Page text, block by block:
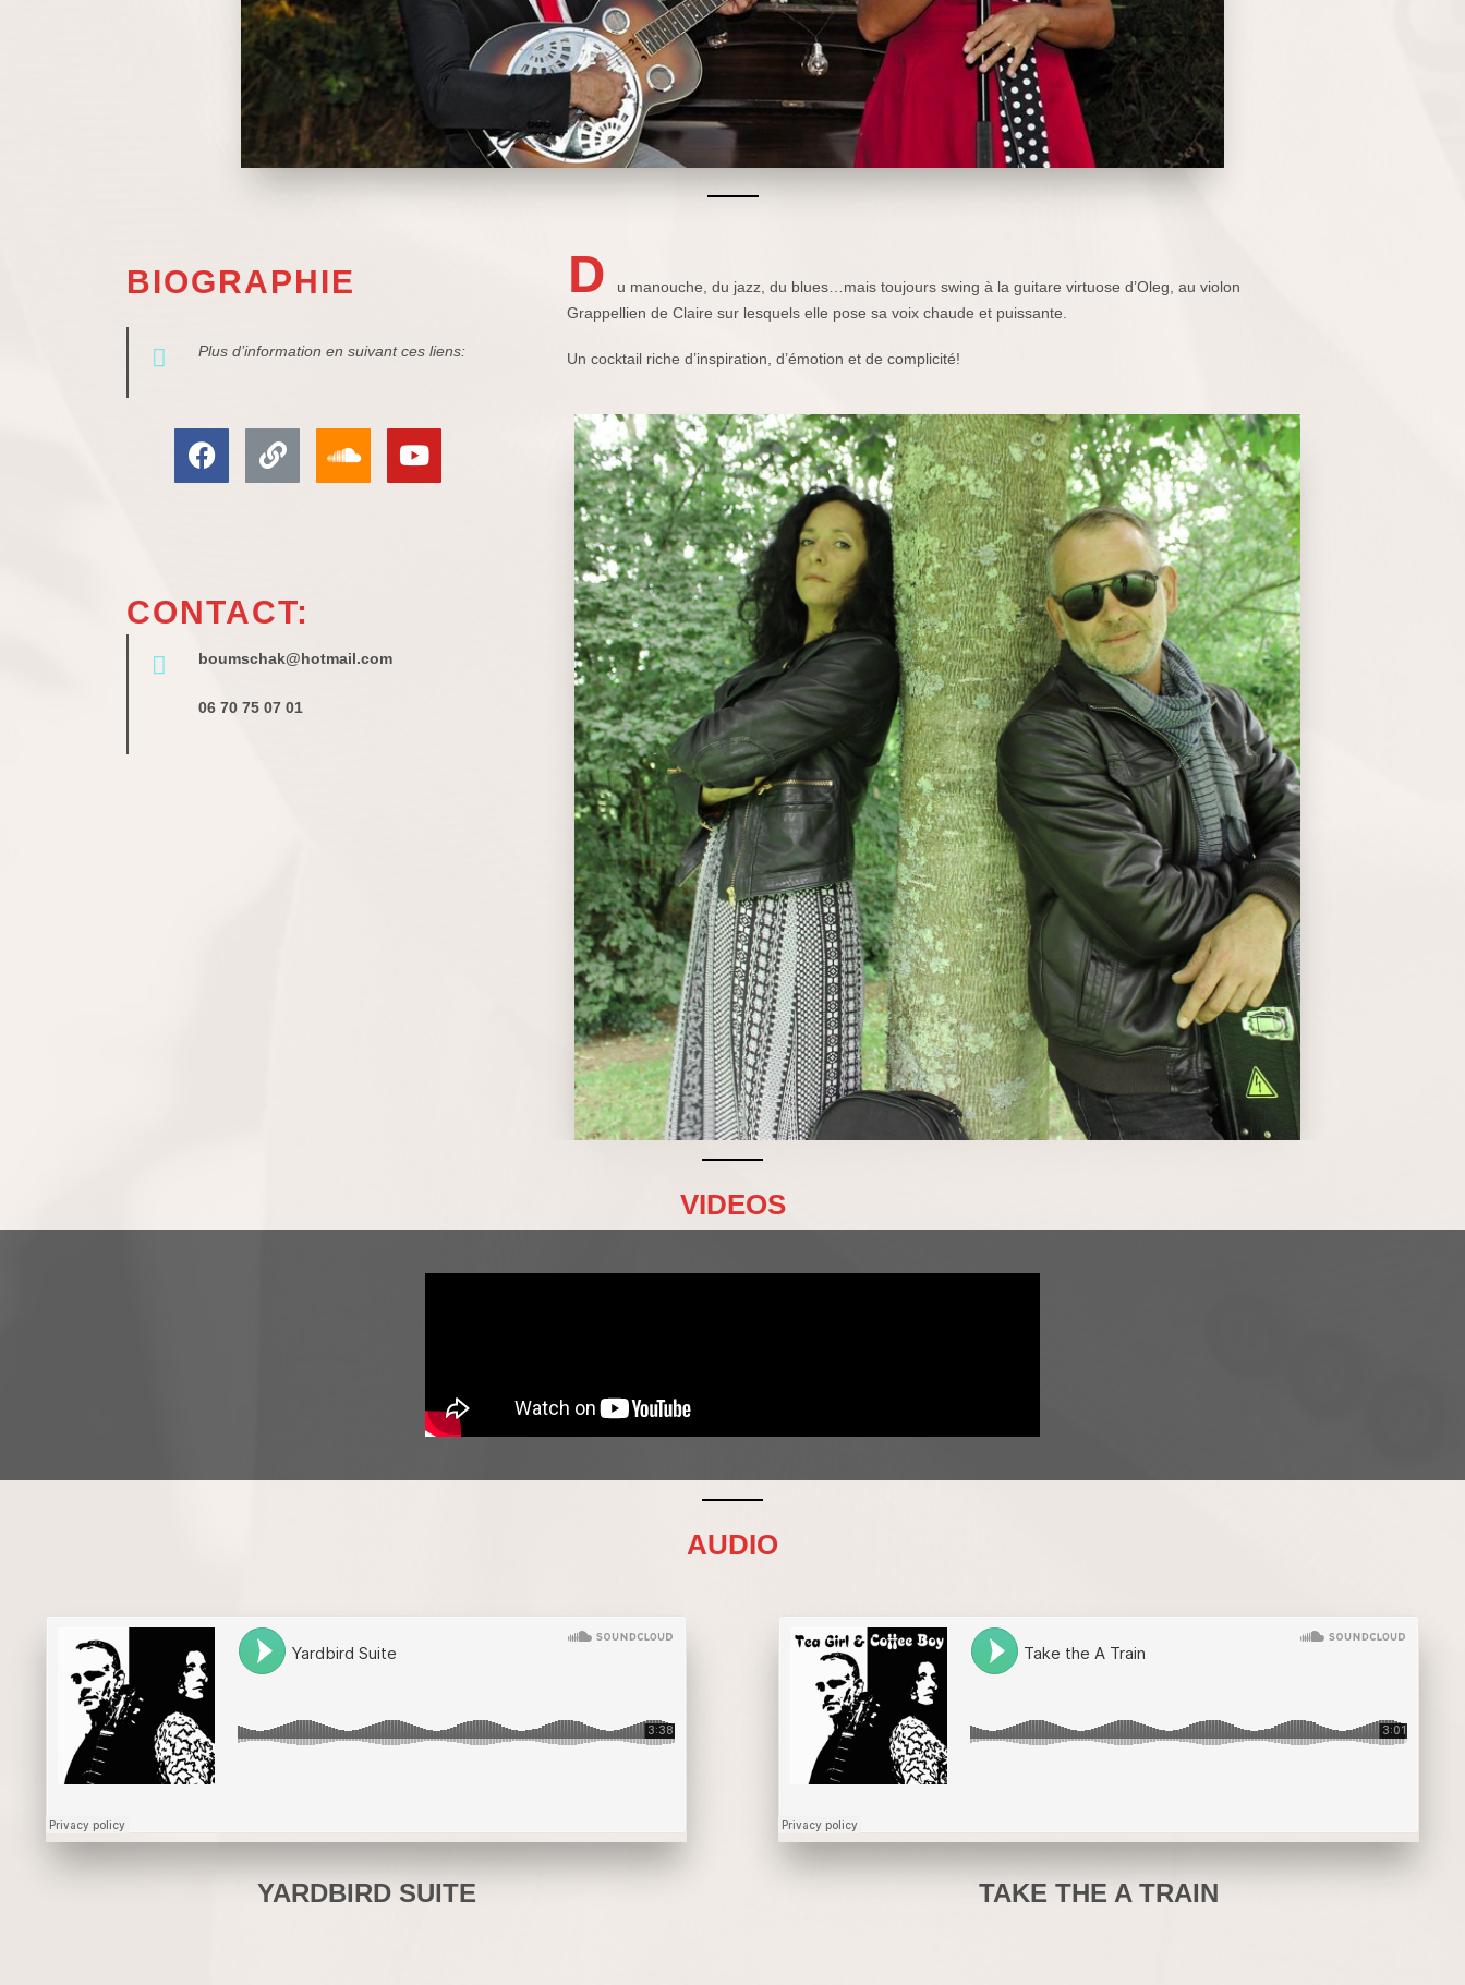
BIOGRAPHIE
Plus d’information en suivant ces liens:
CONTACT:
boumschak@hotmail.com
06 70 75 07 01
D
u manouche, du jazz, du blues…mais toujours swing à la guitare virtuose d’Oleg, au violon
Grappellien de Claire sur lesquels elle pose sa voix chaude et puissante.
Un cocktail riche d’inspiration, d’émotion et de complicité!
VIDEOS
AUDIO
YARDBIRD SUITE TAKE THE A TRAIN